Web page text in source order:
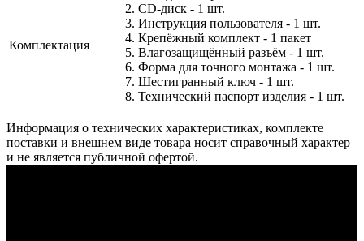
Комплектация
2. СD-диск - 1 шт.
3. Инструкция пользователя - 1 шт.
4. Крепёжный комплект - 1 пакет
5. Влагозащищённый разъём - 1 шт.
6. Форма для точного монтажа - 1 шт.
7. Шестигранный ключ - 1 шт.
8. Технический паспорт изделия - 1 шт.
Информация о технических характеристиках, комплекте
поставки и внешнем виде товара носит справочный характер
и не является публичной офертой.